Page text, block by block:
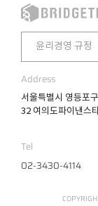
윤리경영 규정
Address
서울특별시 영등포
32 여의도파이낸스
Tel
02-3430-4114